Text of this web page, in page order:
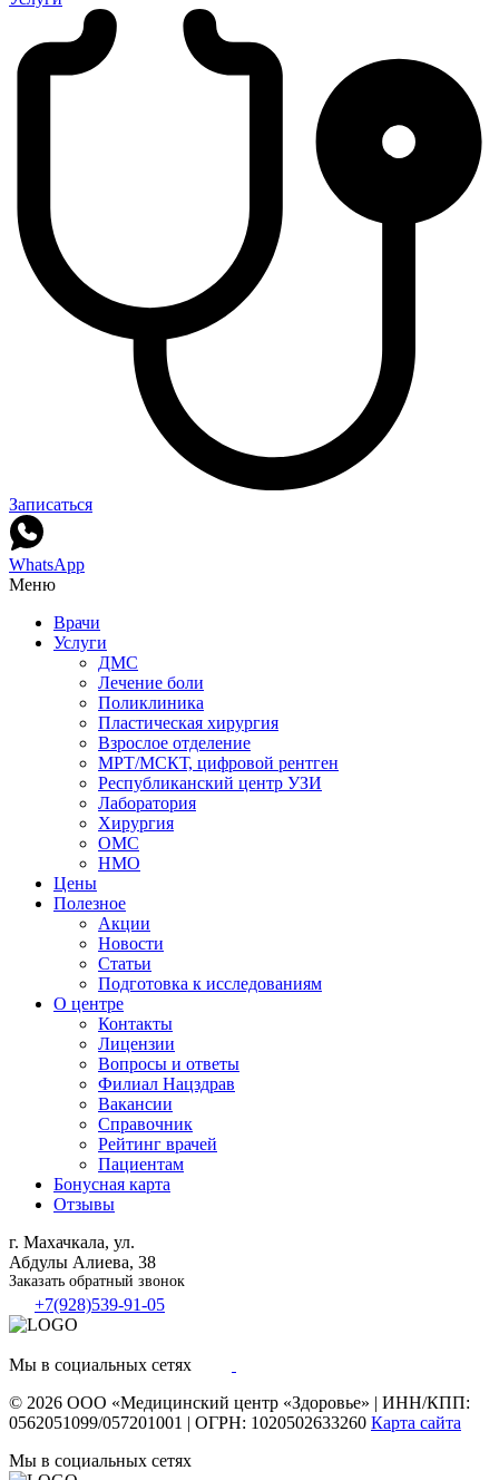
Записаться
WhatsApp
Меню
Врачи
Услуги
ДМС
Лечение боли
Поликлиника
Пластическая хирургия
Взрослое отделение
МРТ/МСКТ, цифровой рентген
Республиканский центр УЗИ
Лаборатория
Хирургия
ОМС
НМО
Цены
Полезное
Акции
Новости
Статьи
Подготовка к исследованиям
О центре
Контакты
Лицензии
Вопросы и ответы
Филиал Нацздрав
Вакансии
Справочник
Рейтинг врачей
Пациентам
Бонусная карта
Отзывы
г. Махачкала, ул.
Абдулы Алиева, 38
Заказать обратный звонок
+7(928)539-91-05
Мы в социальных сетях
© 2026 ООО «Медицинский центр «Здоровье» | ИНН/КПП:
0562051099/057201001 | ОГРН: 1020502633260 Карта сайта
Мы в социальных сетях